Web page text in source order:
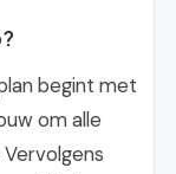
begint met
om alle